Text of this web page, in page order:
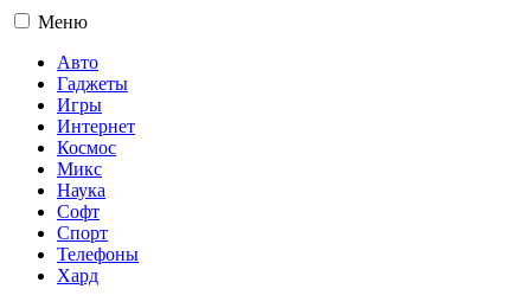
Меню
Авто
Гаджеты
Игры
Интернет
Космос
Микс
Наука
Софт
Спорт
Телефоны
Хард